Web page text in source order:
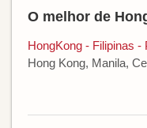
O melhor de
HongKong - Filipinas -
Hong Kong, Manila,